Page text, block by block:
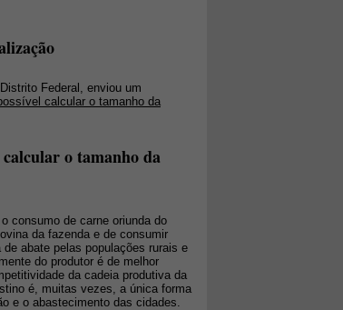
Federal, enviou um
calcular o tamanho da
o tamanho da
consumo de carne oriunda do
da fazenda e de consumir
abate pelas populações rurais e
do produtor é de melhor
da cadeia produtiva da
é, muitas vezes, a única forma
e o abastecimento das cidades.